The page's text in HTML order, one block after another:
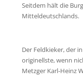
Seitdem hält die
Mitteldeutschlands.
Der Feldkieker, der
originellste, wenn
Metzger Karl-Heinz